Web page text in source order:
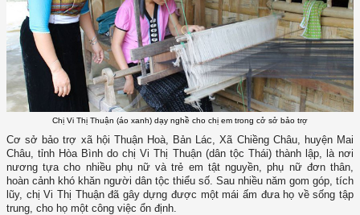
Chị Vi Thị Thuận (áo xanh) dạy nghề cho chị em trong cở sở bảo trợ
Cơ sở bảo trợ xã hội Thuận Hoà, Bản Lác, Xã Chiềng Châu, huyện Mai
Châu, tỉnh Hòa Bình do chị Vi Thị Thuận (dân tộc Thái) thành lập, là nơi
nương tựa cho nhiều phụ nữ và trẻ em tật nguyền, phụ nữ đơn thân,
hoàn cảnh khó khăn người dân tộc thiểu số. Sau nhiều năm gom góp, tích
lũy, chị Vi Thị Thuận đã gây dựng được một mái ấm đưa họ về sống tập
trung, cho họ một công việc ổn định.